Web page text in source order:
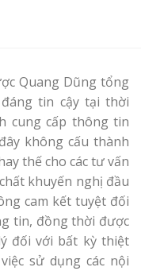
Quang Dũng tổng
tin cậy tại thời
cung cấp thông tin
không cấu thành
thế cho các tư vấn
khuyến nghị đầu
cam kết tuyệt đối
tin, đồng thời được
đối với bất kỳ thiệt
sử dụng các nội